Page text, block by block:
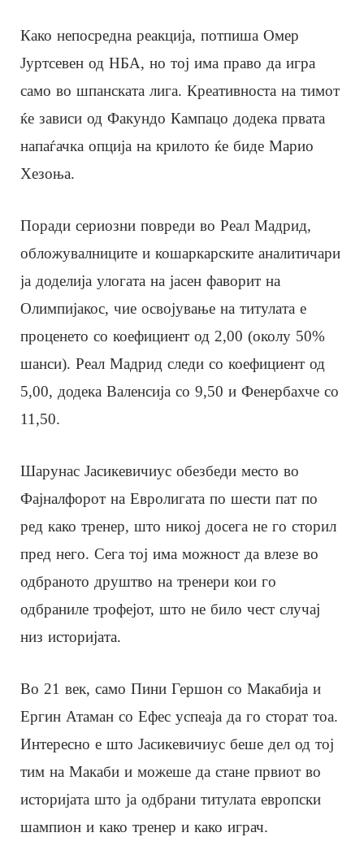
Како непосредна реакција, потпиша Омер
Јуртсевен од НБА, но тој има право да игра
само во шпанската лига. Креативноста на тимот
ќе зависи од Факундо Кампацо додека првата
напаѓачка опција на крилото ќе биде Марио
Хезоња.
Поради сериозни повреди во Реал Мадрид,
обложувалниците и кошаркарските аналитичари
ја доделија улогата на јасен фаворит на
Олимпијакос, чие освојување на титулата е
проценето со коефициент од 2,00 (околу 50%
шанси). Реал Мадрид следи со коефициент од
5,00, додека Валенсија со 9,50 и Фенербахче со
11,50.
Шарунас Јасикевичиус обезбеди место во
Фајналфорот на Евролигата по шести пат по
ред како тренер, што никој досега не го сторил
пред него. Сега тој има можност да влезе во
одбраното друштво на тренери кои го
одбраниле трофејот, што не било чест случај
низ историјата.
Во 21 век, само Пини Гершон со Макабија и
Ергин Атаман со Ефес успеаја да го сторат тоа.
Интересно е што Јасикевичиус беше дел од тој
тим на Макаби и можеше да стане првиот во
историјата што ја одбрани титулата европски
шампион и како тренер и како играч.